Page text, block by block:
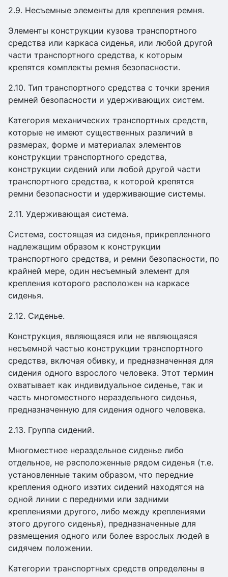
2.9. Несъемные элементы для крепления ремня.
Элементы конструкции кузова транспортного
средства или каркаса сиденья, или любой другой
части транспортного средства, к которым
крепятся комплекты ремня безопасности.
2.10. Тип транспортного средства с точки зрения
ремней безопасности и удерживающих систем.
Категория механических транспортных средств,
которые не имеют существенных различий в
размерах, форме и материалах элементов
конструкции транспортного средства,
конструкции сидений или любой другой части
транспортного средства, к которой крепятся
ремни безопасности и удерживающие системы.
2.11. Удерживающая система.
Система, состоящая из сиденья, прикрепленного
надлежащим образом к конструкции
транспортного средства, и ремни безопасности, по
крайней мере, один несъемный элемент для
крепления которого расположен на каркасе
сиденья.
2.12. Сиденье.
Конструкция, являющаяся или не являющаяся
несъемной частью конструкции транспортного
средства, включая обивку, и предназначенная для
сидения одного взрослого человека. Этот термин
охватывает как индивидуальное сиденье, так и
часть многоместного нераздельного сиденья,
предназначенную для сидения одного человека.
2.13. Группа сидений.
Многоместное нераздельное сиденье либо
отдельное, не расположенные рядом сиденья (т.е.
установленные таким образом, что передние
крепления одного изэтих сидений находятся на
одной линии с передними или задними
креплениями другого, либо между креплениями
этого другого сиденья), предназначенные для
размещения одного или более взрослых людей в
сидячем положении.
Категории транспортных средств определены в